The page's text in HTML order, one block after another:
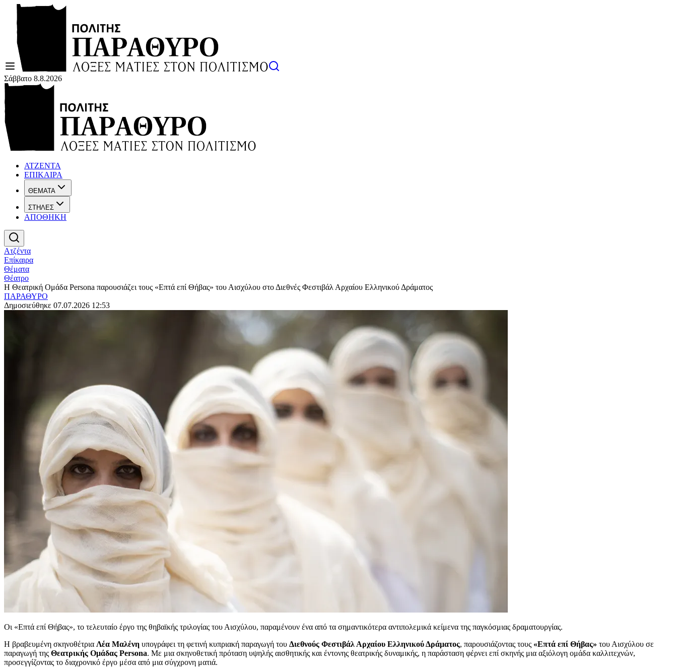
Σάββατο 8.8.2026
ΑΤΖΕΝΤΑ
ΕΠΙΚΑΙΡΑ
ΘΕΜΑΤΑ
ΣΤΗΛΕΣ
ΑΠΟΘΗΚΗ
Ατζέντα
Επίκαιρα
Θέματα
Θέατρο
Η Θεατρική Ομάδα Persona παρουσιάζει τους «Επτά επί Θήβας» του Αισχύλου στο Διεθνές Φεστιβάλ Αρχαίου Ελληνικού Δράματος
ΠΑΡΑΘΥΡΟ
Δημοσιεύθηκε 07.07.2026 12:53
Οι «Επτά επί Θήβας», το τελευταίο έργο της θηβαϊκής τριλογίας του Αισχύλου, παραμένουν ένα από τα σημαντικότερα αντιπολεμικά κείμενα της παγκόσμιας δραματουργίας.
Η βραβευμένη σκηνοθέτρια Λέα Μαλένη υπογράφει τη φετινή κυπριακή παραγωγή του Διεθνούς Φεστιβάλ Αρχαίου Ελληνικού Δράματος, παρουσιάζοντας τους «Επτά επί Θήβας» του Αισχύλου σε
παραγωγή της Θεατρικής Ομάδας Persona. Με μια σκηνοθετική πρόταση υψηλής αισθητικής και έντονης θεατρικής δυναμικής, η παράσταση φέρνει επί σκηνής μια αξιόλογη ομάδα καλλιτεχνών,
προσεγγίζοντας το διαχρονικό έργο μέσα από μια σύγχρονη ματιά.